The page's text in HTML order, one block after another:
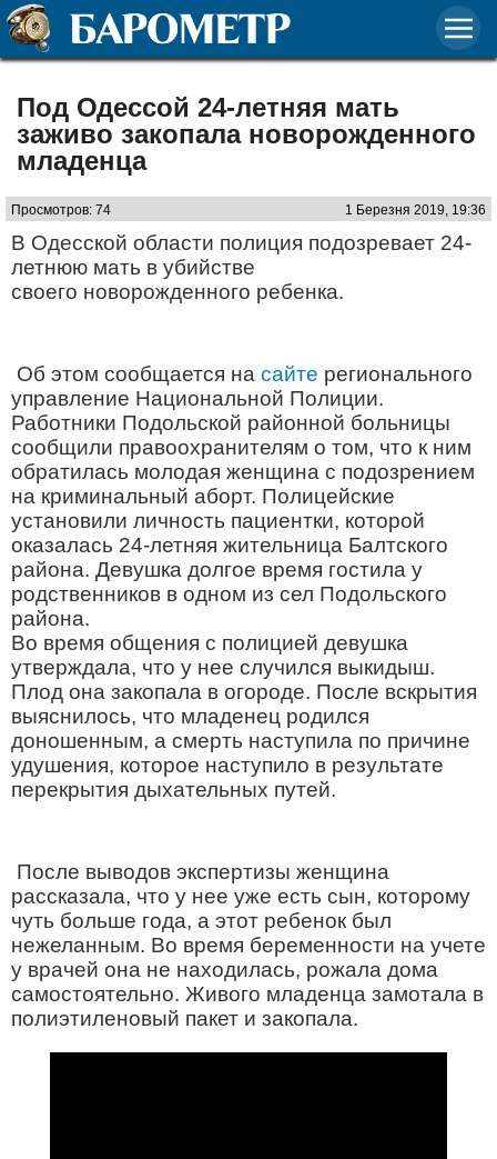
Под Одессой 24-летняя мать
заживо закопала новорожденного
младенца
Просмотров: 74 1 Березня 2019, 19:36
В Одесской области полиция подозревает 24-
летнюю мать в убийстве
своего новорожденного ребенка.
Об этом сообщается на сайте регионального
управление Национальной Полиции.
Работники Подольской районной больницы
сообщили правоохранителям о том, что к ним
обратилась молодая женщина с подозрением
на криминальный аборт. Полицейские
установили личность пациентки, которой
оказалась 24-летняя жительница Балтского
района. Девушка долгое время гостила у
родственников в одном из сел Подольского
района.
Во время общения с полицией девушка
утверждала, что у нее случился выкидыш.
Плод она закопала в огороде. После вскрытия
выяснилось, что младенец родился
доношенным, а смерть наступила по причине
удушения, которое наступило в результате
перекрытия дыхательных путей.
После выводов экспертизы женщина
рассказала, что у нее уже есть сын, которому
чуть больше года, а этот ребенок был
нежеланным. Во время беременности на учете
у врачей она не находилась, рожала дома
самостоятельно. Живого младенца замотала в
полиэтиленовый пакет и закопала.